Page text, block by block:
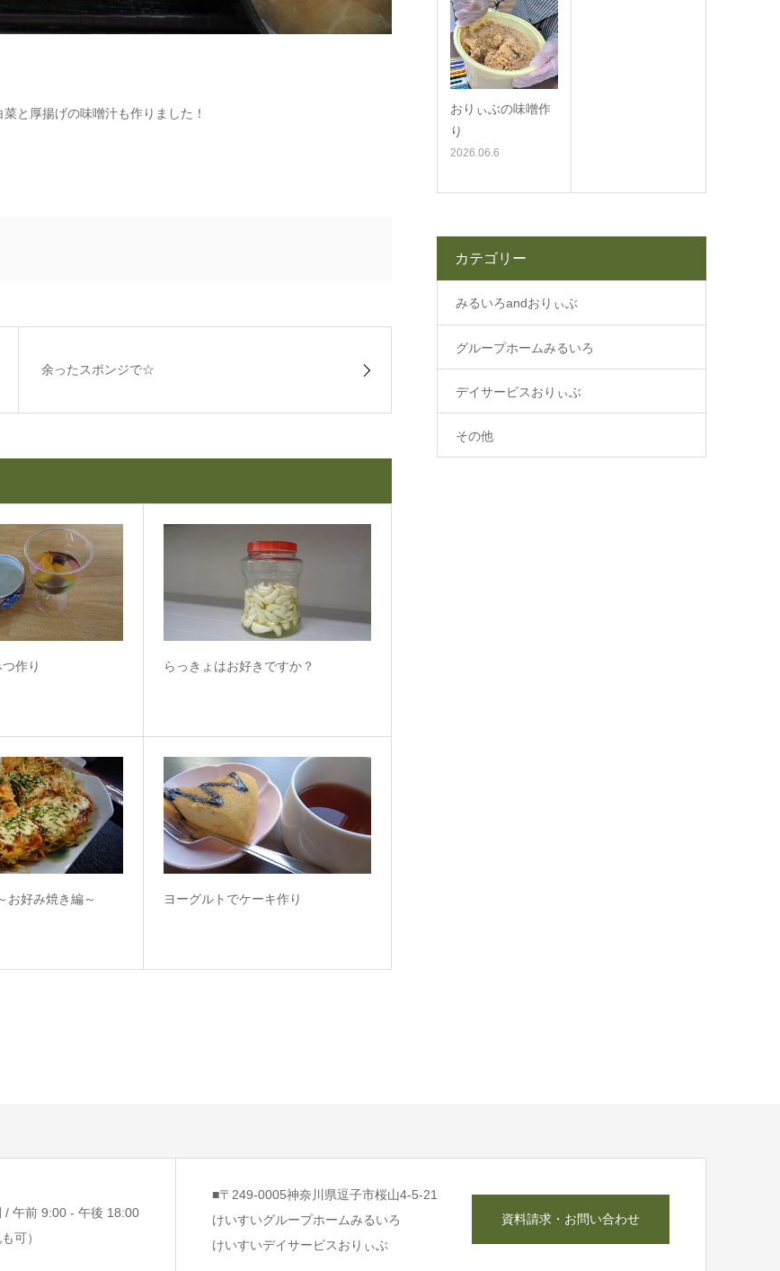
と厚揚げの味噌汁も作りました！
余ったスポンジで☆
作り らっきょはお好きですか？
お好み焼き編～ ヨーグルトでケーキ作り
おりぃぶの味噌作
り
2026.06.6
カテゴリー
みるいろandおりぃぶ
グループホームみるいろ
デイサービスおりぃぶ
その他
/ 午前 9:00 - 午後 18:00
可）
■〒249-0005神奈川県逗子市桜山4-5-21
けいすいグループホームみるいろ
けいすいデイサービスおりぃぶ
資料請求・お問い合わせ